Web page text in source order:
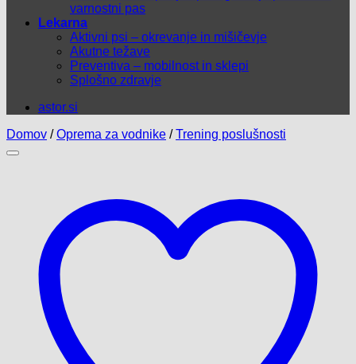
varnostni pas
Lekarna
Aktivni psi – okrevanje in mišičevje
Akutne težave
Preventiva – mobilnost in sklepi
Splošno zdravje
astor.si
Domov / Oprema za vodnike / Trening poslušnosti